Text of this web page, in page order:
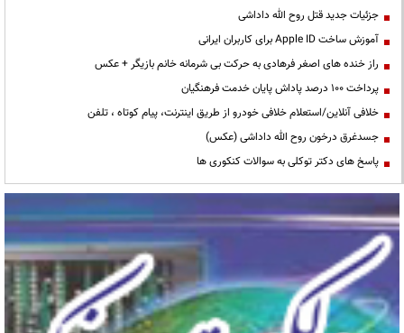
جزئیات جدید قتل روح الله داداشی
آموزش ساخت Apple ID برای کاربران ایرانی
راز خنده های اصغر فرهادی به حرکت بی شرمانه خانم بازیگر + عکس
پرداخت ۱۰۰ درصد پاداش پایان خدمت فرهنگیان
خلافی آنلاین/استعلام خلافی خودرو از طریق اینترنت، پیام کوتاه ، تلفن
جسدغرق درخون روح الله داداشی (عکس)
پاسخ های دکتر توکلی به سوالات کنکوری ها